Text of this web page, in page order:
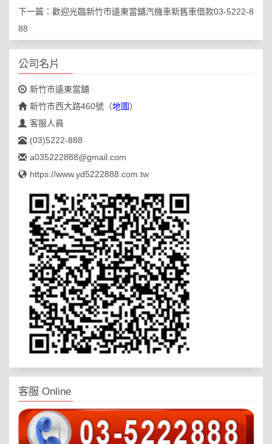
下一篇： 歡迎光臨新竹市遠東當舖汽機車新舊車借款03-5222-8
88
公司名片
新竹市遠東當舖
新竹市西大路460號 （地圖）
客服人員
(03)5222-888
a035222888@gmail.com
https://www.yd5222888.com.tw
客服 Online